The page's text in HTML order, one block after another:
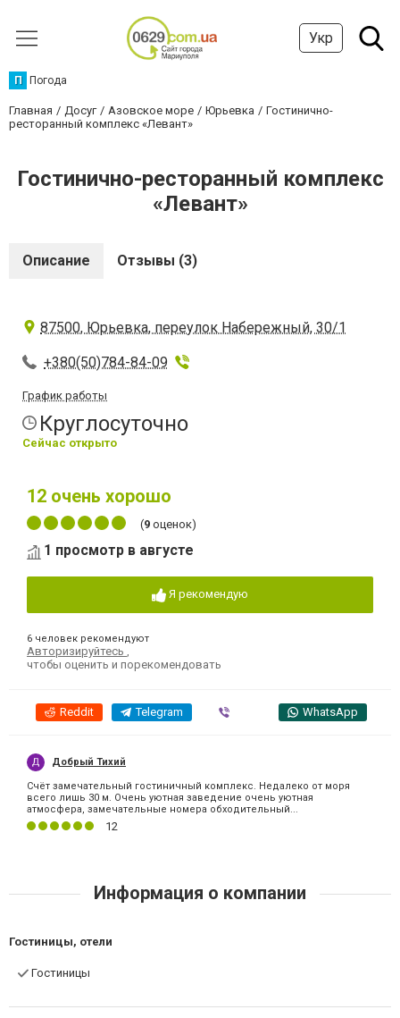
Укр
П Погода
Главная Досуг Азовское море Юрьевка
Гостинично-
ресторанный комплекс «Левант»
Гостинично-ресторанный комплекс
«Левант»
Описание Отзывы (3)
87500, Юрьевка, переулок Набережный, 30/1
+380(50)784-84-09
График работы
Круглосуточно
Сейчас открыто
12 очень хорошо
(9 оценок)
1 просмотр в августе
Я рекомендую
6 человек рекомендуют
Авторизируйтесь
чтобы оценить и порекомендовать
Reddit Telegram WhatsApp
Добрый Тихий
Счёт замечательный гостиничный комплекс. Недалеко от моря
всего лишь 30 м. Очень уютная заведение очень уютная
атмосфера, замечательные номера обходительный...
12
Информация о компании
Гостиницы, отели
Гостиницы